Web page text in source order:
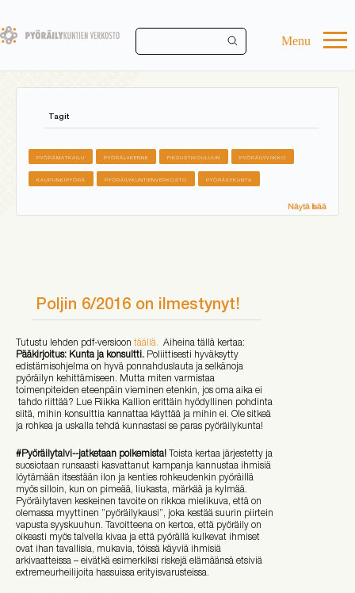
main
Menu
Tagit
PYÖRÄMATKAILU PYÖRÄLIIKENNE FIKSUSTIKOULUUN PYÖRÄILYVIIKKO
KAUPUNKIPYÖRÄ PYÖRÄILYKUNTIENVERKOSTO PYÖRÄILYKUNTA
Näytä lisää
Poljin 6/2016 on ilmestynyt!
Tutustu lehden pdf-versioon täällä. Aiheina tällä kertaa:
Pääkirjoitus: Kunta ja konsultti. Poliittisesti hyväksytty
edistämisohjelma on hyvä ponnahduslauta ja selkänoja
pyöräilyn kehittämiseen. Mutta miten varmistaa
toimenpiteiden eteenpäin vieminen etenkin, jos oma aika ei
tahdo riittää? Lue Riikka Kallion erittäin hyödyllinen pohdinta
siitä, mihin konsulttia kannattaa käyttää ja mihin ei. Ole sitkeä
ja rohkea ja uskalla tehdä kunnastasi se paras pyöräilykunta!
#Pyöräilytalvi--jatketaan polkemista! Toista kertaa järjestetty ja
suosiotaan runsaasti kasvattanut kampanja kannustaa ihmisiä
löytämään itsestään ilon ja kenties rohkeudenkin pyöräillä
myös silloin, kun on pimeää, liukasta, märkää ja kylmää.
Pyöräilytaven keskeinen tavoite on rikkoa mielikuva, että on
olemassa myyttinen ”pyöräilykausi”, joka kestää suurin piirtein
vapusta syyskuuhun. Tavoitteena on kertoa, että pyöräily on
oikeasti myös talvella kivaa ja että pyörällä kulkevat ihmiset
ovat ihan tavallisia, mukavia, töissä käyviä ihmisiä
arkivaatteissa – eivätkä esimerkiksi riskejä elämäänsä etsiviä
extremeurheilijoita hassuissa erityisvarusteissa.